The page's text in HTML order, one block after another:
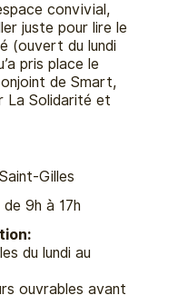
convivial,
juste pour lire le
(ouvert du lundi
pris place le
de Smart,
La Solidarité et
Gilles
9h à 17h
du lundi au
ouvrables avant